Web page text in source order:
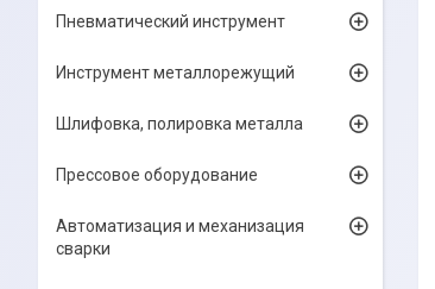
Пневматический инструмент
Инструмент металлорежущий
Шлифовка, полировка металла
Прессовое оборудование
Автоматизация и механизация
сварки